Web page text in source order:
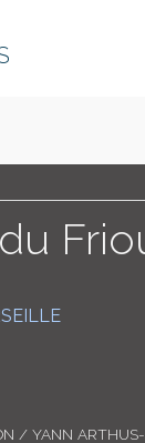
/ YANN